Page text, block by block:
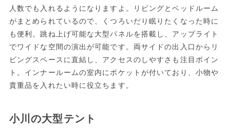
人数でも入れるようになりますよ。リビングとベッドルーム
がまとめられているので、くつろいだり眠りたくなった時に
も便利。跳ね上げ可能な大型パネルを搭載し、アップライト
でワイドな空間の演出が可能です。両サイドの出入口からリ
ビングスペースに直結し、アクセスのしやすさも注目ポイン
ト。インナールームの室内にポケットが付いており、小物や
貴重品を入れたい時に役立ちます。
小川の大型テント